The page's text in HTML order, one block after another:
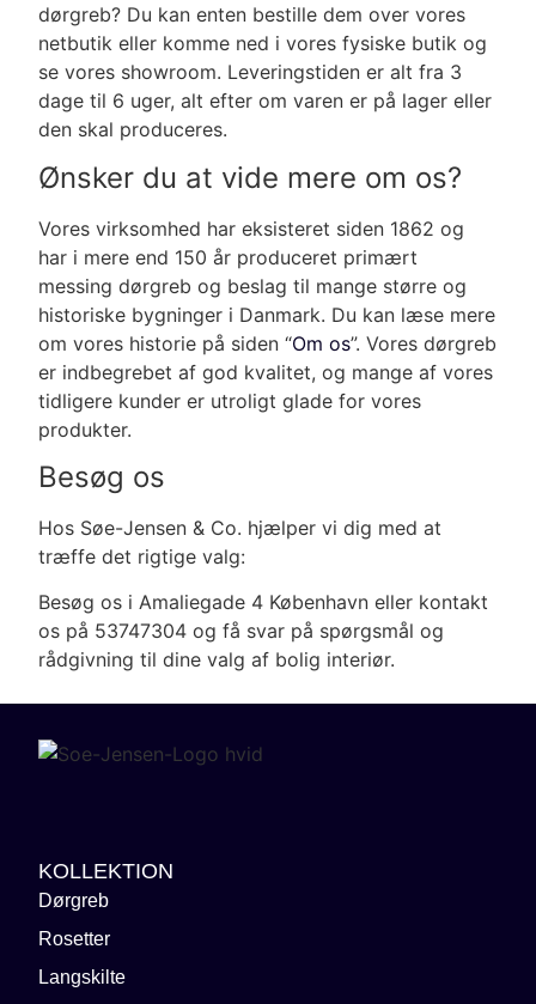
dørgreb? Du kan enten bestille dem over vores
netbutik eller komme ned i vores fysiske butik og
se vores showroom. Leveringstiden er alt fra 3
dage til 6 uger, alt efter om varen er på lager eller
den skal produceres.
Ønsker du at vide mere om os?
Vores virksomhed har eksisteret siden 1862 og
har i mere end 150 år produceret primært
messing dørgreb og beslag til mange større og
historiske bygninger i Danmark. Du kan læse mere
om vores historie på siden “Om os”. Vores dørgreb
er indbegrebet af god kvalitet, og mange af vores
tidligere kunder er utroligt glade for vores
produkter.
Besøg os
Hos Søe-Jensen & Co. hjælper vi dig med at
træffe det rigtige valg:
Besøg os i Amaliegade 4 København eller kontakt
os på 53747304 og få svar på spørgsmål og
rådgivning til dine valg af bolig interiør.
KOLLEKTION
Dørgreb
Rosetter
Langskilte